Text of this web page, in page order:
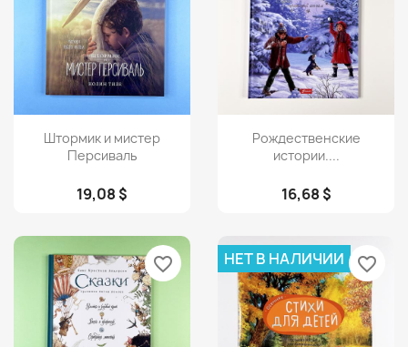
Просмотр
Штормик и мистер
Персиваль
19,08 $
Просмотр
Рождественские
истории....
16,68 $
favorite_border НЕТ В НАЛИЧИИ favorite_border